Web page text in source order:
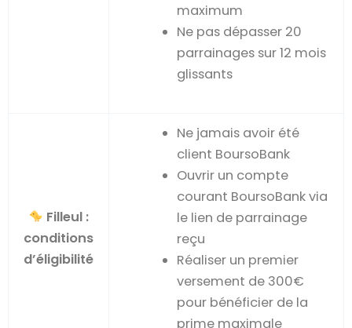
maximum
Ne pas dépasser 20
parrainages sur 12 mois
glissants
Filleul :
conditions
d’éligibilité
Ne jamais avoir été
client BoursoBank
Ouvrir un compte
courant BoursoBank via
le lien de parrainage
reçu
Réaliser un premier
versement de 300€
pour bénéficier de la
prime maximale